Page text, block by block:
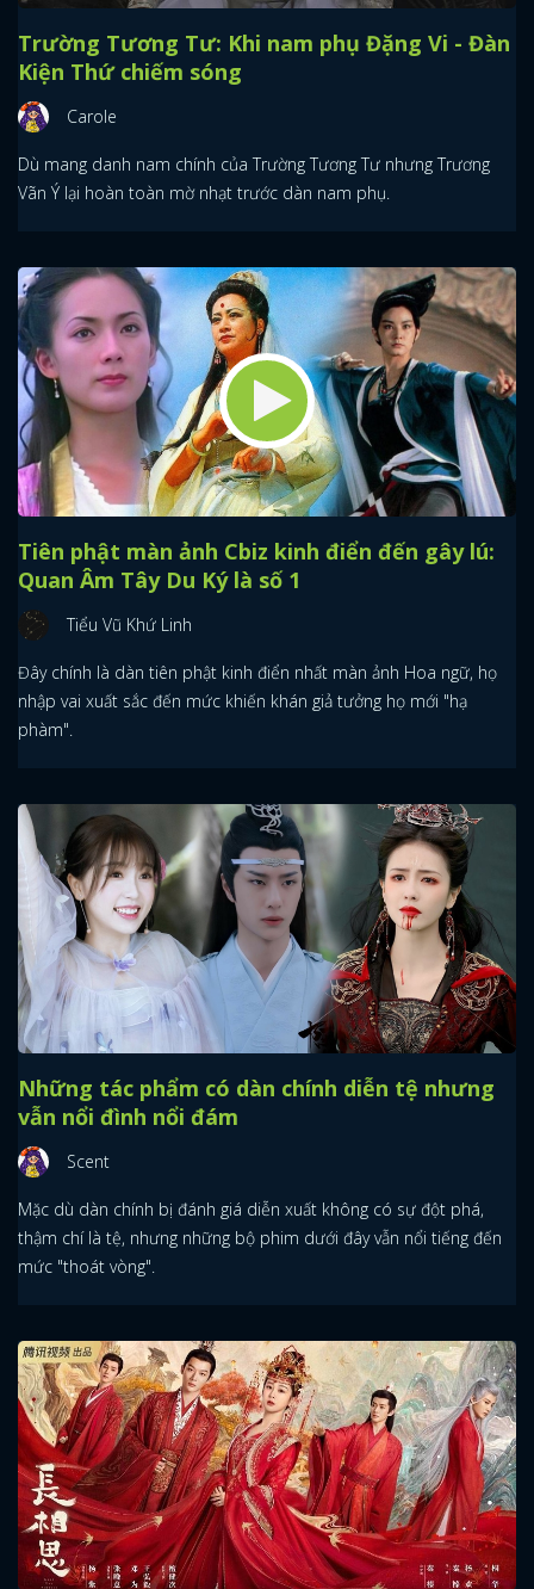
Trường Tương Tư: Khi nam phụ Đặng Vi - Đàn
Kiện Thứ chiếm sóng
Carole
Dù mang danh nam chính của Trường Tương Tư nhưng Trương
Vãn Ý lại hoàn toàn mờ nhạt trước dàn nam phụ.
Tiên phật màn ảnh Cbiz kinh điển đến gây lú:
Quan Âm Tây Du Ký là số 1
Tiểu Vũ Khứ Linh
Đây chính là dàn tiên phật kinh điển nhất màn ảnh Hoa ngữ, họ
nhập vai xuất sắc đến mức khiến khán giả tưởng họ mới "hạ
phàm".
Những tác phẩm có dàn chính diễn tệ nhưng
vẫn nổi đình nổi đám
Scent
Mặc dù dàn chính bị đánh giá diễn xuất không có sự đột phá,
thậm chí là tệ, nhưng những bộ phim dưới đây vẫn nổi tiếng đến
mức "thoát vòng".